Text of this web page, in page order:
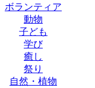
ボランティア
動物
子ども
学び
癒し
祭り
自然・植物